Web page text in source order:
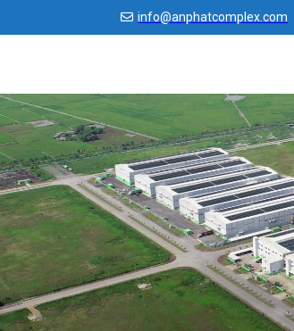
info@anphatcomplex.com